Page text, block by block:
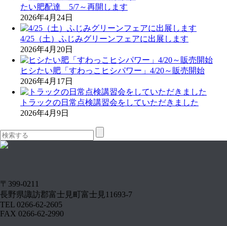
たい肥配達 5/7～再開します
2026年4月24日
4/25（土）ふじみグリーンフェアに出展します
2026年4月20日
ヒシたい肥「すわっこヒシパワー」4/20～販売開始
2026年4月17日
トラックの日常点検講習会をしていただきました
2026年4月9日
〒399-0211
長野県諏訪郡富士見町富士見11693-7
TEL 0266-62-2605
FAX 0266-62-2990